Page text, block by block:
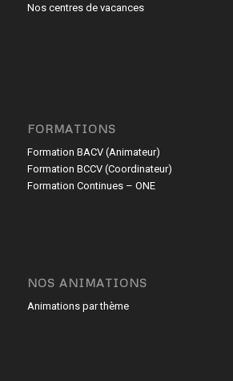
Nos centres de vacances
FORMATIONS
Formation BACV (Animateur)
Formation BCCV (Coordinateur)
Formation Continues – ONE
NOS ANIMATIONS
Animations par thème